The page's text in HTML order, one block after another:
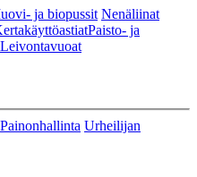
ja biopussit Nenäliinat
Paisto- ja
Leivontavuoat
Painonhallinta Urheilijan